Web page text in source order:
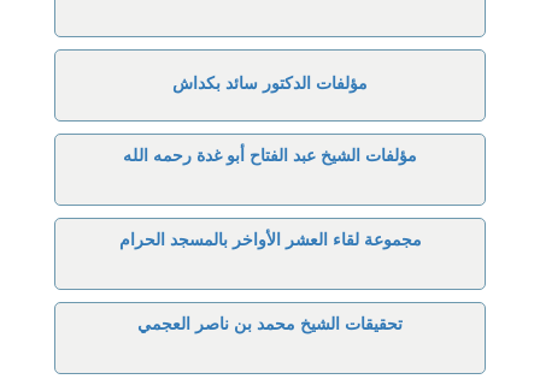
مؤلفات الدكتور سائد بكداش
مؤلفات الشيخ عبد الفتاح أبو غدة رحمه الله
مجموعة لقاء العشر الأواخر بالمسجد الحرام
تحقيقات الشيخ محمد بن ناصر العجمي